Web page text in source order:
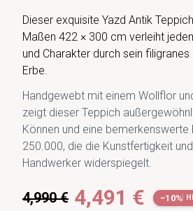
Dieser exquisite Yazd Antik
Maßen 422 × 300 cm verleiht
und Charakter durch sein
Erbe.
Handgewebt mit einem Wollflor
zeigt dieser Teppich
Können und eine
250.000, die die Kunstfertigkeit
Handwerker widerspiegelt.
4,990 € 4,491 € −10%